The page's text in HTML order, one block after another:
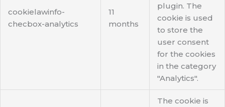
cookielawinfo-
checbox-analytics
11
months
plugin. The
cookie is used
to store the
user consent
for the cookies
in the category
"Analytics".
The cookie is